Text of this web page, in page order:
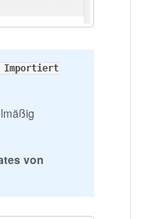
Importiert
von